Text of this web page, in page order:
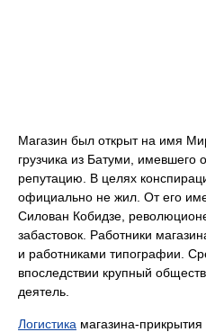
Магазин был открыт на имя
грузчика из Батуми, имевшего
репутацию. В целях
официально не жил. От его
Силован Кобидзе,
забастовок. Работники
и работниками типографии.
впоследствии крупный
деятель.
Логистика магазина-